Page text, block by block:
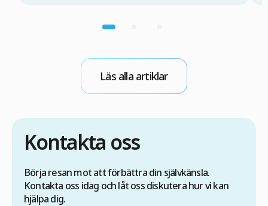
förhållanden. Om detta inte sker finns det risk
operationen. Om du därför överväger en
hårtransplantation med FUE-metoden i Turkiet
är det viktigt att du först […]
Läs alla artiklar
Kontakta oss
Börja resan mot att förbättra din självkänsla.
Kontakta oss idag och låt oss diskutera hur vi kan
hjälpa dig.